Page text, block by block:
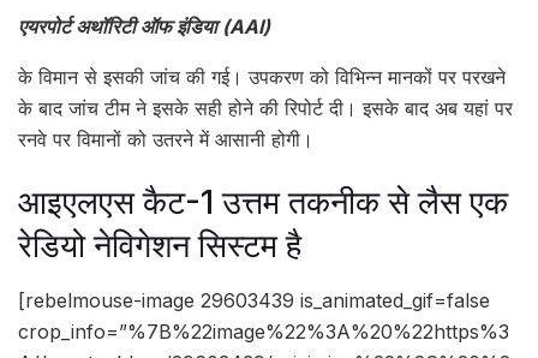
एयरपोर्ट अथॉरिटी ऑफ इंडिया (AAI)
के विमान से इसकी जांच की गई। उपकरण को विभिन्न मानकों पर परखने
के बाद जांच टीम ने इसके सही होने की रिपोर्ट दी। इसके बाद अब यहां पर
रनवे पर विमानों को उतरने में आसानी होगी।
आइएलएस कैट-1 उत्तम तकनीक से लैस एक
रेडियो नेविगेशन सिस्टम है
[rebelmouse-image 29603439 is_animated_gif=false
crop_info=”%7B%22image%22%3A%20%22https%3